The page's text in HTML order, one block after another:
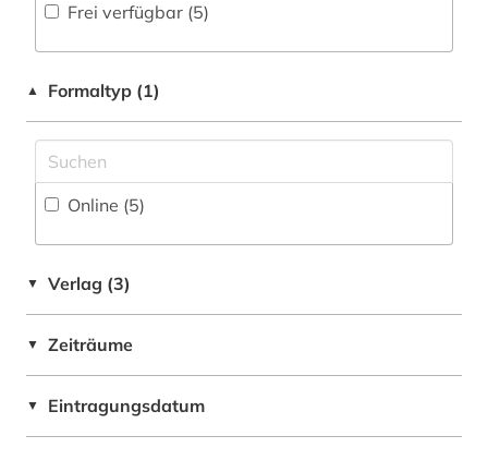
landwirtschaft (1)
migration (1)
mitgliedsstaaten (1)
oecd (1)
oecd-staaten (1)
statistik (1)
Frei verfügbar (5)
▲ Formaltyp (1)
Online (5)
▼ Verlag (3)
▼ Zeiträume
▼ Eintragungsdatum